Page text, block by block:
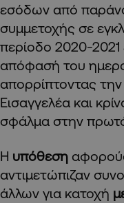
εσόδων από
συμμετοχής σε
περίοδο 2020-2021
απόφασή του
απορρίπτοντας την
Εισαγγελέα και
σφάλμα στην
Η υπόθεση
αντιμετώπιζαν
άλλων για κατοχή